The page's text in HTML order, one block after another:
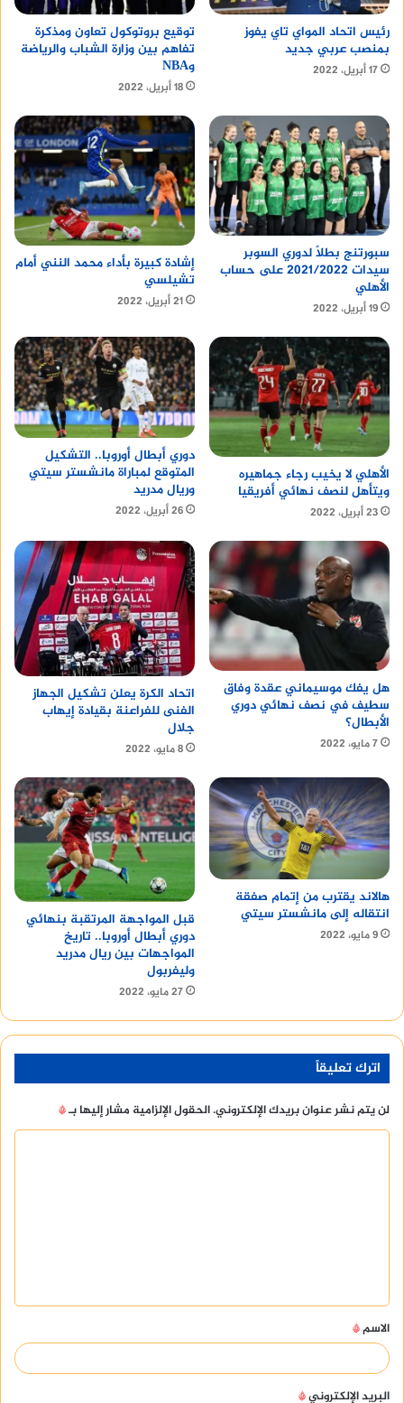
رئيس اتحاد المواي تاي يفوز
بمنصب عربي جديد
17 أبريل، 2022
توقيع بروتوكول تعاون ومذكرة
تفاهم بين وزارة الشباب والرياضة
وNBA
18 أبريل، 2022
سبورتنج بطلًا لدوري السوبر
سيدات 2021/2022 على حساب
الأهلي
19 أبريل، 2022
إشادة كبيرة بأداء محمد النني أمام
تشيلسي
21 أبريل، 2022
الأهلي لا يخيب رجاء جماهيره
ويتأهل لنصف نهائي أفريقيا
23 أبريل، 2022
دوري أبطال أوروبا.. التشكيل
المتوقع لمباراة مانشستر سيتي
وريال مدريد
26 أبريل، 2022
هل يفك موسيماني عقدة وفاق
سطيف في نصف نهائي دوري
الأبطال؟
7 مايو، 2022
اتحاد الكرة يعلن تشكيل الجهاز
الفنى للفراعنة بقيادة إيهاب
جلال
8 مايو، 2022
هالاند يقترب من إتمام صفقة
انتقاله إلى مانشستر سيتي
9 مايو، 2022
قبل المواجهة المرتقبة بنهائي
دوري أبطال أوروبا.. تاريخ
المواجهات بين ريال مدريد
وليفربول
27 مايو، 2022
اترك تعليقاً
لن يتم نشر عنوان بريدك الإلكتروني.الحقول الإلزامية مشار إليها بـ*
ق
*
الاسم*
البريد الإلكتروني*